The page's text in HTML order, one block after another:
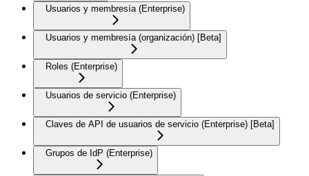
Usuarios y membresía (Enterprise)
Usuarios y membresía (organización) [Beta]
Roles (Enterprise)
Usuarios de servicio (Enterprise)
Claves de API de usuarios de servicio (Enterprise) [Beta]
Grupos de IdP (Enterprise)